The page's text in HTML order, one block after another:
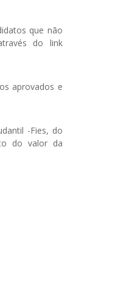
que não
do link
aprovados e
-Fies, do
do valor da